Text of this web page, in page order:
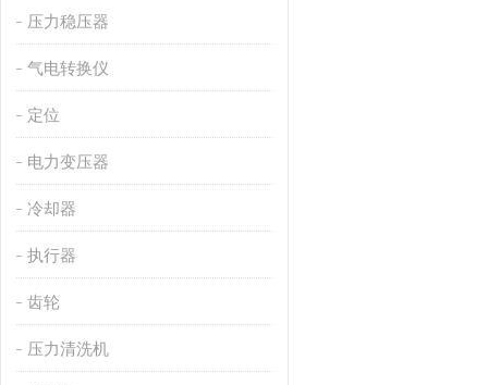
压力稳压器
气电转换仪
定位
电力变压器
冷却器
执行器
齿轮
压力清洗机